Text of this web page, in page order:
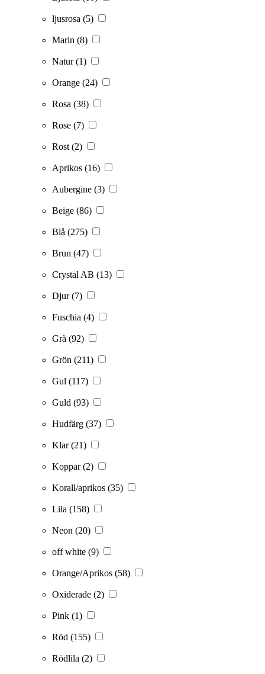
ljusrosa (5)
Marin (8)
Natur(1)
Orange (24)
Rosa (38)
Rose (7)
Rost (2)
Aprikos (16)
Aubergine (3)
Beige (86)
Blå (275)
Brun (47)
Crystal AB (13)
Djur(7)
Fuschia (4)
Grå (92)
Grön (211)
Gul (117)
Guld (93)
Hudfärg (37)
Klar(21)
Koppar(2)
Korall/aprikos (35)
Lila (158)
Neon (20)
off white (9)
Orange/Aprikos (58)
Oxiderade (2)
Pink (1)
Röd (155)
Rödlila (2)